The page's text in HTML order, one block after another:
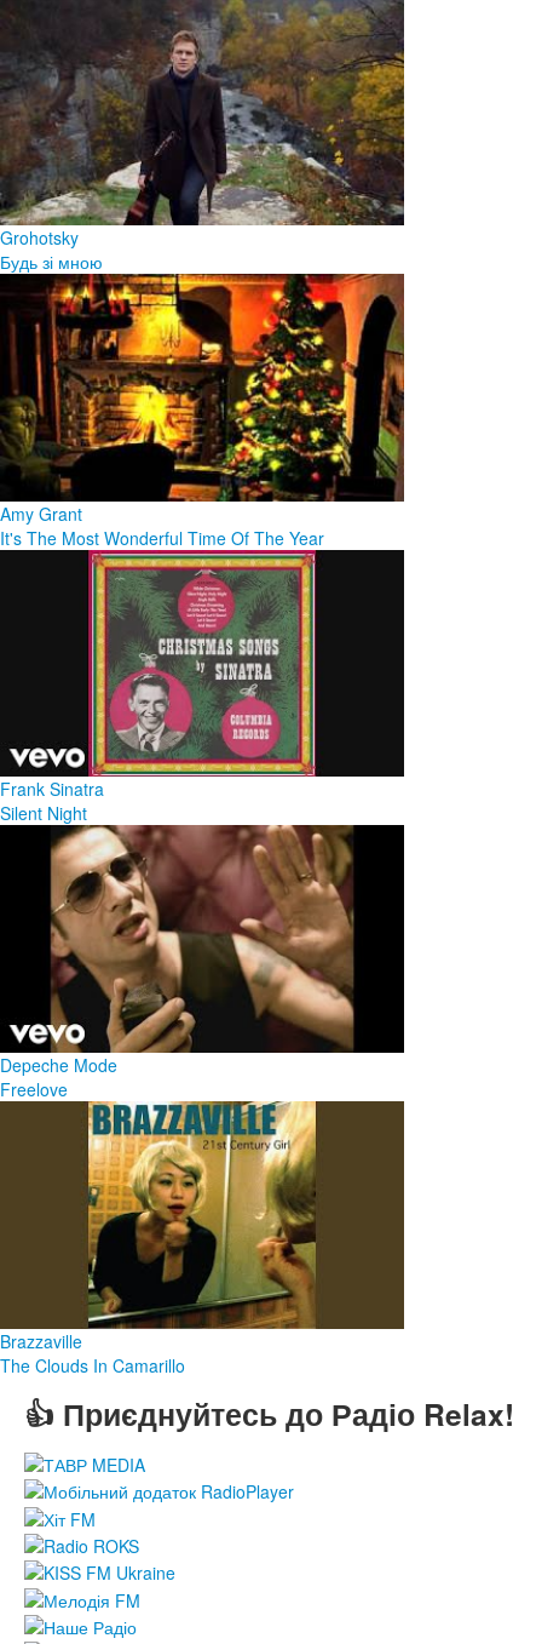
Grohotsky
Будь зі мною
Amy Grant
It's The Most Wonderful Time Of The Year
Frank Sinatra
Silent Night
Depeche Mode
Freelove
Brazzaville
The Clouds In Camarillo
👍 Приєднуйтесь до Радіо Relax!